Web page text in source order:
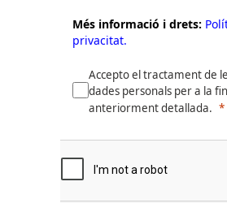
Més informació i drets:
privacitat.
Accepto el tractament de
dades personals per a la
anteriorment detallada.